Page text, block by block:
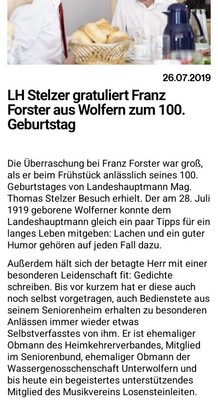
26.07.2019
LH Stelzer gratuliert Franz
Forster aus Wolfern zum 100.
Geburtstag
Die Überraschung bei Franz Forster war groß,
als er beim Frühstück anlässlich seines 100.
Geburtstages von Landeshauptmann Mag.
Thomas Stelzer Besuch erhielt. Der am 28. Juli
1919 geborene Wolferner konnte dem
Landeshauptmann gleich ein paar Tipps für ein
langes Leben mitgeben: Lachen und ein guter
Humor gehören auf jeden Fall dazu.
Außerdem hält sich der betagte Herr mit einer
besonderen Leidenschaft fit: Gedichte
schreiben. Bis vor kurzem hat er diese auch
noch selbst vorgetragen, auch Bedienstete aus
seinem Seniorenheim erhalten zu besonderen
Anlässen immer wieder etwas
Selbstverfasstes von ihm. Er ist ehemaliger
Obmann des Heimkehrerverbandes, Mitglied
im Seniorenbund, ehemaliger Obmann der
Wassergenosschenschaft Unterwolfern und
bis heute ein begeistertes unterstützendes
Mitglied des Musikvereins Losensteinleiten.